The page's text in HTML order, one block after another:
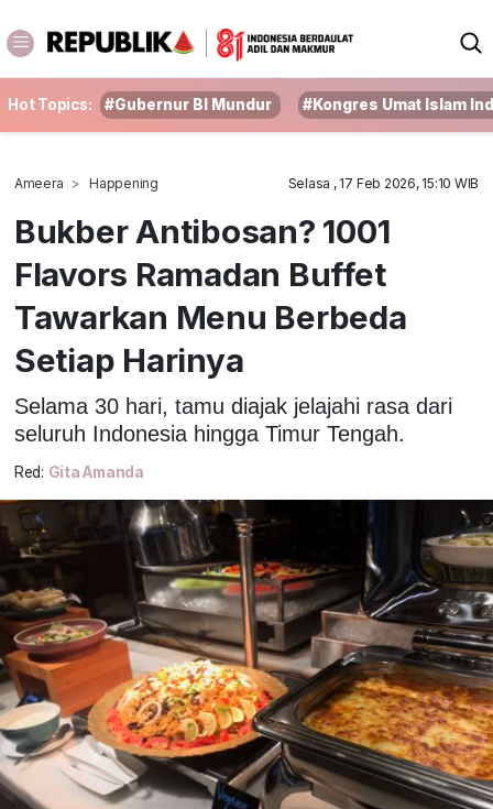
Hot Topics: #Gubernur BI Mundur #Kongres Umat Islam
Ameera Happening Selasa , 17 Feb 2026, 15:10 WIB
Bukber Antibosan? 1001
Flavors Ramadan Buffet
Tawarkan Menu Berbeda
Setiap Harinya
Selama 30 hari, tamu diajak jelajahi rasa dari
seluruh Indonesia hingga Timur Tengah.
Red: Gita Amanda